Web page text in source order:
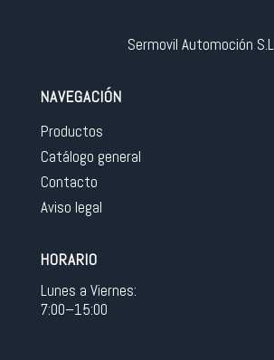
Sermovil Automoción
NAVEGACIÓN
Productos
Catálogo general
Contacto
Aviso legal
HORARIO
Lunes a Viernes:
7:00–15:00